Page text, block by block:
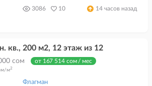
3086
10 14 часов назад
кв., 200 м2, 12 этаж из 12
сом от 167 514 сом / мес
м2
Флагман